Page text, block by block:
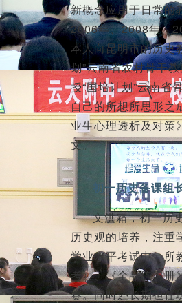
新概念应用于日常的
2006年、2008年、
本人向昆明市的历史
划”云南省农村骨干
授“国培计划”云南省
自己的所想所思形之
业生心理透析及对策
文。
初一历史备课组
文洪霜，初一历
历史观的培养，注
学业水平考试中，所
考》、《全品练习册
赛。同时还长期担任